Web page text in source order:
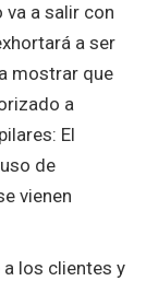
va a salir con
a ser
mostrar que
a
El
de
vienen
a los clientes y